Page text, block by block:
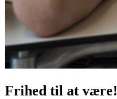
Frihed til at være!